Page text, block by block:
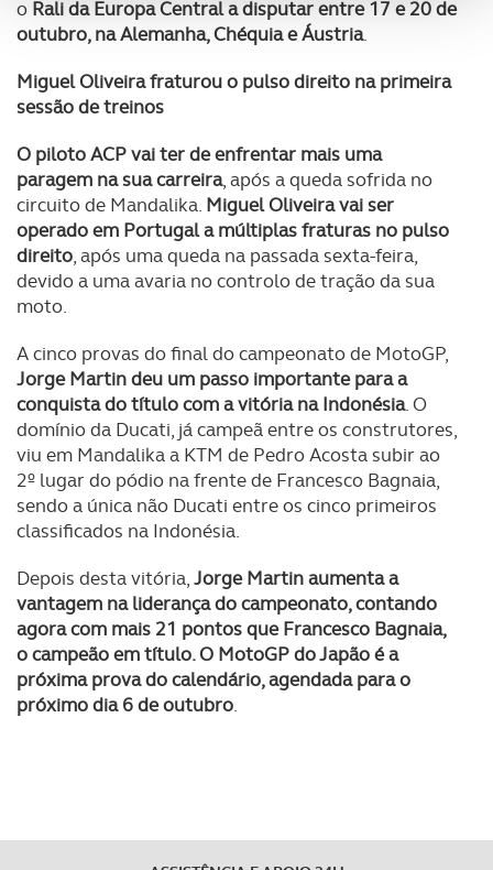
analisar dados de navegação no nosso website.
Adicionalmente partilhamos informação, relativa à sua
utilização do nosso site de publicidade e de análise, com
O ACP garantirá que as transferências internacionais de
dados pessoais serão realizadas apenas com o seu
consentimento e quando tal se afigure estritamente
necessário no contexto dos serviços a prestar.
Realçamos que o bloqueio de certo tipo de Cookies e
experiência de navegação no Website e nos serviços
disponibilizados.
Consulte a política de cookies do site.
o Rali da Europa Central a disputar entre 17 e 20 de
outubro, na Alemanha, Chéquia e Áustria.
Miguel Oliveira fraturou o pulso direito na primeira
sessão de treinos
O piloto ACP vai ter de enfrentar mais uma
paragem na sua carreira, após a queda sofrida no
circuito de Mandalika. Miguel Oliveira vai ser
operado em Portugal a múltiplas fraturas no pulso
direito, após uma queda na passada sexta-feira,
devido a uma avaria no controlo de tração da sua
moto.
A cinco provas do final do campeonato de MotoGP,
Jorge Martin deu um passo importante para a
conquista do título com a vitória na Indonésia. O
domínio da Ducati, já campeã entre os construtores,
viu em Mandalika a KTM de Pedro Acosta subir ao
2º lugar do pódio na frente de Francesco Bagnaia,
sendo a única não Ducati entre os cinco primeiros
classificados na Indonésia.
Depois desta vitória,Jorge Martin aumenta a
vantagem na liderança do campeonato, contando
agora com mais 21 pontos que Francesco Bagnaia,
o campeão em título. O MotoGP do Japão é a
próxima prova do calendário, agendada para o
próximo dia 6 de outubro.